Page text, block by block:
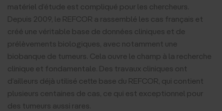
matériel d’étude est compliqué pour les chercheurs.
Depuis 2009, le REFCOR a rassemblé les cas français et
créé une véritable base de données cliniques et de
prélèvements biologiques, avec notamment une
biobanque de tumeurs. Cela ouvre le champ à la recherche
clinique et fondamentale. Des travaux cliniques ont
d’ailleurs déjà utilisé cette base du REFCOR, qui contient
plusieurs centaines de cas, ce qui est exceptionnel pour
des tumeurs aussi rares.